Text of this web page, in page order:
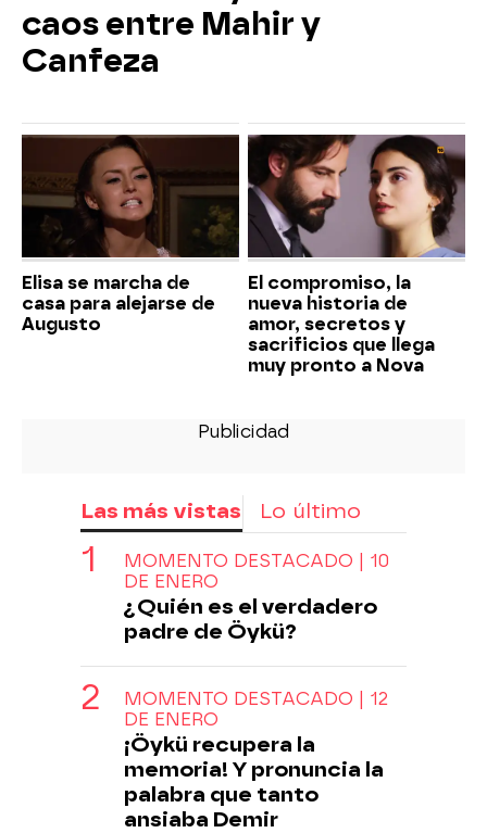
caos entre Mahir y
Canfeza
Elisa se marcha de
casa para alejarse de
Augusto
El compromiso, la
nueva historia de
amor, secretos y
sacrificios que llega
muy pronto a Nova
Las más vistas Lo último
MOMENTO DESTACADO | 10
DE ENERO
¿Quién es el verdadero
padre de Öykü?
MOMENTO DESTACADO | 12
DE ENERO
¡Öykü recupera la
memoria! Y pronuncia la
palabra que tanto
ansiaba Demir